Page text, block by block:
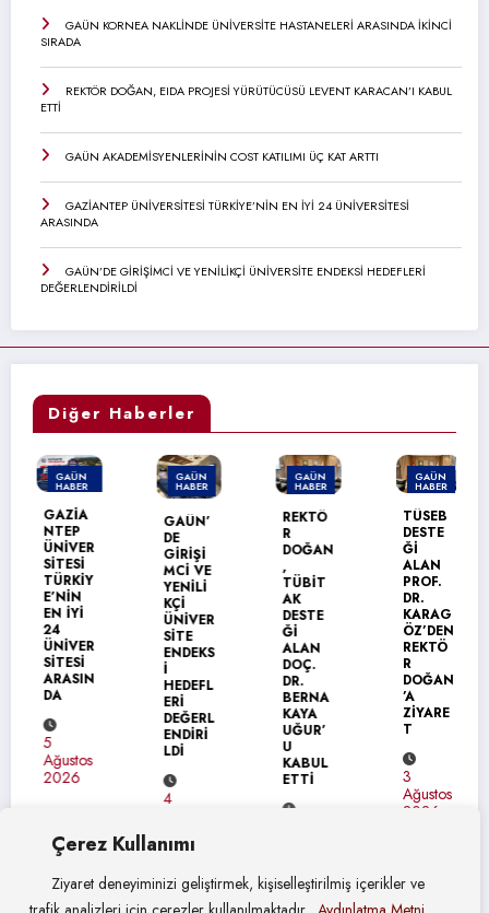
Çerez Kullanımı
Ziyaret deneyiminizi geliştirmek, kişiselleştirilmiş içerikler ve
GAÜN KORNEA NAKLİNDE ÜNİVERSİTE HASTANELERİ ARASINDA İKİNCİ
SIRADA
REKTÖR DOĞAN, EIDA PROJESİ YÜRÜTÜCÜSÜ LEVENT KARACAN’I KABUL
ETTİ
GAÜN AKADEMİSYENLERİNİN COST KATILIMI ÜÇ KAT ARTTI
GAZİANTEP ÜNİVERSİTESİ TÜRKİYE’NİN EN İYİ 24 ÜNİVERSİTESİ
ARASINDA
GAÜN’DE GİRİŞİMCİ VE YENİLİKÇİ ÜNİVERSİTE ENDEKSİ HEDEFLERİ
DEĞERLENDİRİLDİ
Diğer Haberler
GAÜN
HABER
MANŞET
GAZİA
NTEP
ÜNİVER
SİTESİ
TÜRKİY
E’NİN
EN İYİ
24
ÜNİVER
SİTESİ
ARASIN
DA
5
Ağustos
2026
GAÜN
HABER
GAÜN’
DE
GİRİŞİ
MCİ VE
YENİLİ
KÇİ
ÜNİVER
SİTE
ENDEKS
HEDEFL
ERİ
DEĞERL
ENDİRİ
LDİ
4
GAÜN
HABER
REKTÖ
R
DOĞAN
TÜBİT
AK
DESTE
Ğİ
ALAN
DOÇ.
DR.
BERNA
KAYA
UĞUR’
U
KABUL
ETTİ
GAÜN
HABER
TÜSEB
DESTE
Ğİ
ALAN
PROF.
DR.
KARAG
ÖZ’DEN
REKTÖ
R
DOĞAN
’A
ZİYARE
T
3
Ağustos
2026